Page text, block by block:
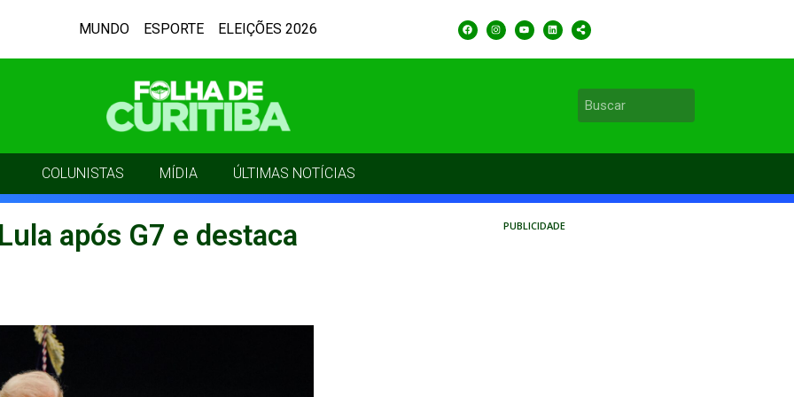
MUNDO ESPORTE ELEIÇÕES 2026
COLUNISTAS MÍDIA ÚLTIMAS NOTÍCIAS
após G7 e destaca
PUBLICIDADE